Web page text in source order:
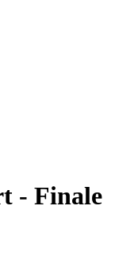
- Finale